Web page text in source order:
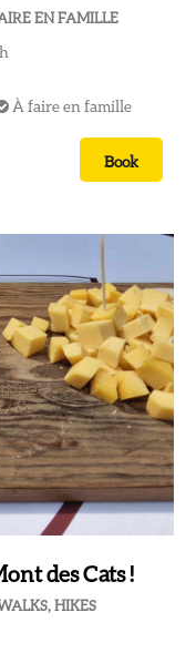
EN FAMILLE
À faire en famille
Book
des Cats !
HIKES